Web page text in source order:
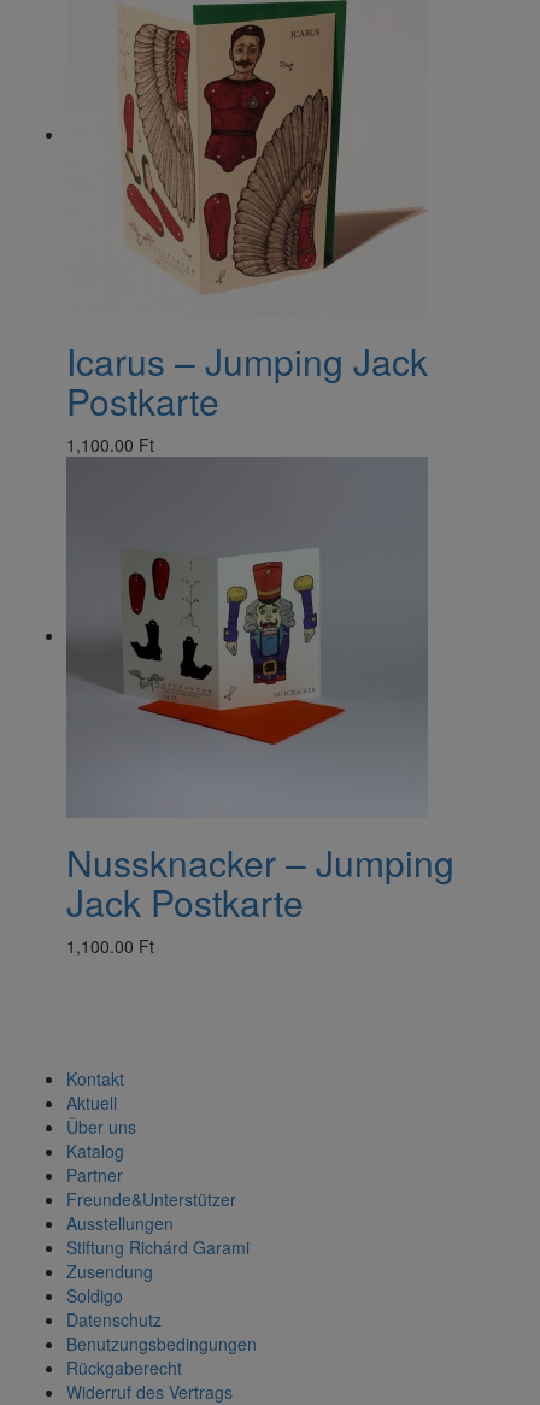
Icarus – Jumping Jack
Postkarte
1,100.00 Ft
Nussknacker – Jumping
Jack Postkarte
1,100.00 Ft
Kontakt
Aktuell
Über uns
Katalog
Partner
Freunde&Unterstützer
Ausstellungen
Stiftung Richárd Garami
Zusendung
Soldigo
Datenschutz
Benutzungsbedingungen
Rückgaberecht
Widerruf des Vertrags